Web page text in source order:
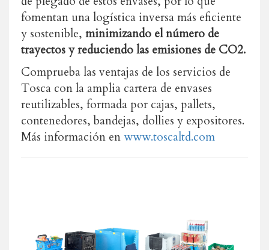
fomentan una logística inversa más eficiente
y sostenible, minimizando el número de
trayectos y reduciendo las emisiones de CO2.
Comprueba las ventajas de los servicios de
Tosca con la amplia cartera de envases
reutilizables, formada por cajas, pallets,
contenedores, bandejas, dollies y expositores.
Más información enwww.toscaltd.com